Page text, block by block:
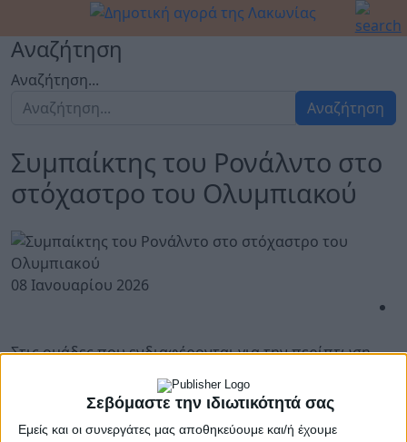
Σεβόμαστε την ιδιωτικότητά σας
Εμείς και οι συνεργάτες μας αποθηκεύουμε και/ή έχουμε
Αναζήτηση
Αναζήτηση...
Αναζήτηση
Συμπαίκτης του Ρονάλντο στο
στόχαστρο του Ολυμπιακού
08 Ιανουαρίου 2026
Στις ομάδες που ενδιαφέρονται για την περίπτωση
του Γουέσλι συμπεριλαμβάνεται ο Ολυμπιακός,
σύμφωνα με δημοσίευμα από το εξωτερικό.